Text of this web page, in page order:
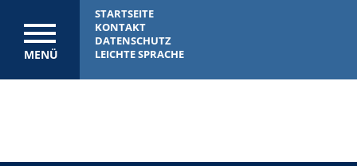
MENÜ
STARTSEITE
KONTAKT
DATENSCHUTZ
LEICHTE SPRACHE